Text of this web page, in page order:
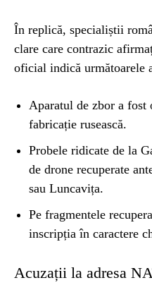
În replică, specialiștii
clare care contrazic
oficial indică următoarele
Aparatul de zbor a fost
fabricație rusească.
Probele ridicate de la
de drone recuperate
sau Luncavița.
Pe fragmentele
inscripția în caractere
Acuzații la adresa